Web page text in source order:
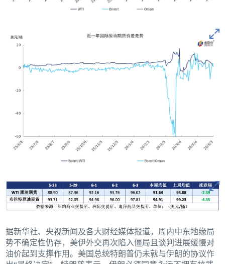
据新华社、央视新闻及各大财经媒体报道，周内中东地缘局
势不确定性仍存，美伊外交再次陷入僵局且谈判进展缓慢对
油价起到支撑作用。美国总统特朗普仍未就与伊朗的协议作